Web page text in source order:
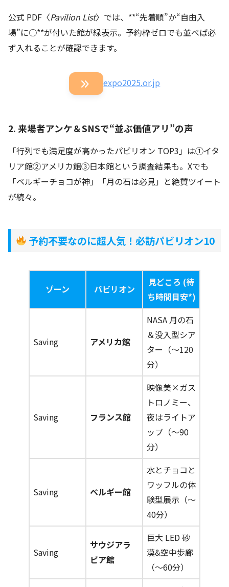
公式 PDF〈Pavilion List〉では、**“先着順”か“自由入
場”に○**が付いた館が緑表示。予約枠ゼロでも並べば必
ず入れることが確認できます。
expo2025.or.jp
2. 来場者アンケ＆SNSで“並ぶ価値アリ”の声
「行列でも満足度が高かったパビリオン TOP3」は①イタ
リア館②アメリカ館③日本館という調査結果も。Xでも
「ベルギーチョコが神」「月の石は必見」と絶賛ツイート
が続々。
予約不要なのに超人気！必訪パビリオン10
ゾーン パビリオン
見どころ (待
ち時間目安*)
Saving アメリカ館
NASA 月の石
＆没入型シア
ター（～120
分）
Saving フランス館
映像美×ガス
トロノミー、
夜はライトア
ップ（～90
分）
Saving ベルギー館
水とチョコと
ワッフルの体
験型展示（～
40分）
Saving
サウジアラ
ビア館
巨大 LED 砂
漠&空中歩廊
（～60分）